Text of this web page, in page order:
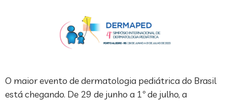
O maior evento de dermatologia pediátrica do Brasil
está chegando. De 29 de junho a 1º de julho, a